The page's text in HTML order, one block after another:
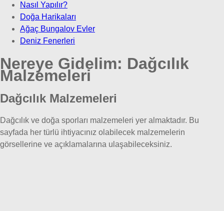
Nasıl Yapılır?
Doğa Harikaları
Ağaç Bungalov Evler
Deniz Fenerleri
Nereye Gidelim: Dağcılık
Malzemeleri
Dağcılık Malzemeleri
Dağcılık ve doğa sporları malzemeleri yer almaktadır. Bu
sayfada her türlü ihtiyacınız olabilecek malzemelerin
görsellerine ve açıklamalarına ulaşabileceksiniz.